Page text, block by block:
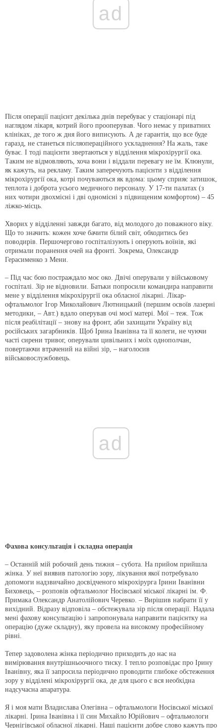
ad
Після операції пацієнт декілька днів перебуває у стаціонарі під
наглядом лікаря, котрий його прооперував. Чого немає у приватних
клініках, де того ж дня його виписують. А де гарантія, що все буде
гаразд, не станеться післяопераційного ускладнення? На жаль, таке
буває. І тоді пацієнти звертаються у відділення мікрохірургії ока.
Таким не відмовляють, хоча вони і віддали перевагу не їм. Клюнули,
як кажуть, на рекламу. Таким заперечують пацієнти з відділення
мікрохірургії ока, котрі почуваються як вдома: цьому сприяє затишок,
теплота і доброта усього медичного персоналу. У 17-ти палатах (з
них чотири двохмісні і дві одномісні з підвищеним комфортом) – 45
ліжко-місць.
Хворих у відділенні завжди багато, від молодого до поважного віку.
Що то значить: кожен хоче бачити білий світ, обходитись без
поводирів. Першочергово госпіталізують і оперують воїнів, які
отримали поранення очей на фронті. Зокрема, Олександр
Герасименко з Мени.
– Під час бою постраждало моє око. Двічі оперували у військовому
госпіталі. Зір не відновили. Батьки попросили командира направити
мене у відділення мікрохірургії ока обласної лікарні. Лікар-
офтальмолог Ігор Миколайович Лютницький (першим освоїв лазерні
методики, – Авт.) вдало оперував очі моєї матері. Мої – теж. Тож
після реабілітації – знову на фронт, аби захищати Україну від
російських загарбників. Щоб Ірина Іванівна та її колеги, не чуючи
часті сирени тривог, оперували цивільних і моїх однополчан,
повертаючи втрачений на війні зір, – наголосив
військовослужбовець.
ad
Фахова консультація і складна операція
– Останній мій робочий день тижня – субота. На прийом прийшла
жінка. У неї виявив патологію зору, лікування якої потребувало
допомоги надзвичайно досвідченого мікрохірурга Ірини Іванівни
Биховець, – розповів офтальмолог Носівської міської лікарні ім. Ф.
Примака Олександр Анатолійович Черевко. – Вирішив набрати її у
вихідний. Відразу відповіла – обстежувала зір після операції. Надала
мені фахову консультацію і запропонувала направити пацієнтку на
операцію (дуже складну), яку провела на високому професійному
рівні.
Тепер задоволена жінка періодично приходить до нас на
вимірювання внутрішньоочного тиску. І тепло розповідає про Ірину
Іванівну, яка її запросила періодично проводити глибоке обстеження
зору у відділені мікрохірургії ока, де для цього є вся необхідна
надсучасна апаратура.
Я і моя мати Владислава Олегівна – офтальмологи Носівської міської
лікарні. Ірина Іванівна і її син Михайло Юрійович – офтальмологи
Чернігівської обласної лікарні. Наші пацієнти добре слово кажуть про